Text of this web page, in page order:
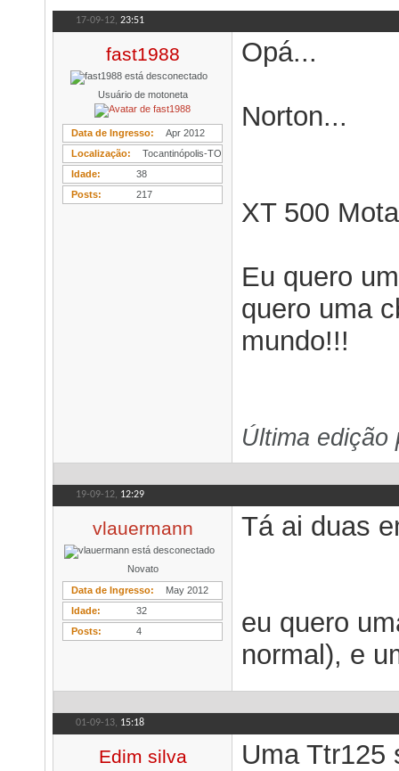
17-09-12, 23:51
fast1988
Usuário de motoneta
Data de Ingresso
Apr 2012
Localização
Tocantinópolis-TO
Idade
38
Posts
217
Opá...
Norton...
XT 500
Eu quero
quero uma
mundo!!!
Última
19-09-12, 12:29
vlauermann
Novato
Data de Ingresso
May 2012
Idade
32
Posts
4
Tá ai duas
eu quero
normal), e
01-09-13, 15:18
Edim silva Uma Ttr125